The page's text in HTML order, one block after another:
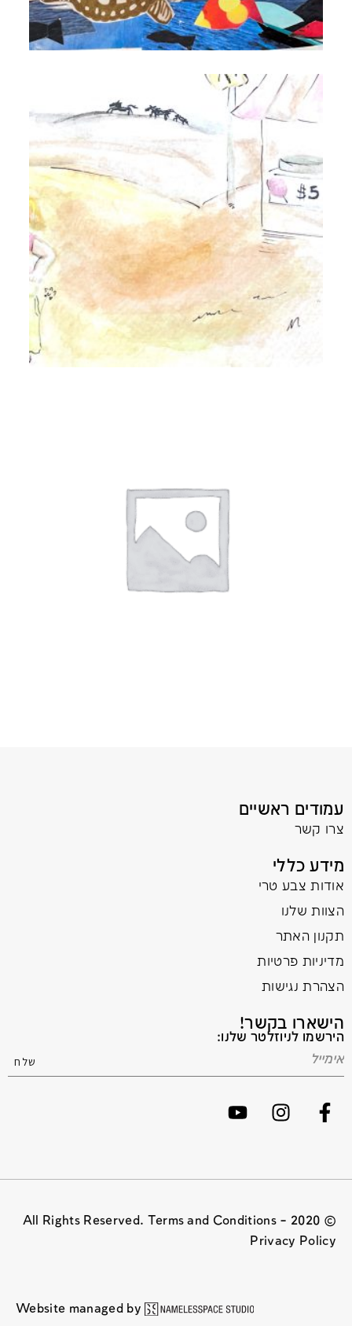
עמודים ראשיים
צרו קשר
מידע כללי
אודות צבע טרי
הצוות שלנו
תקנון האתר
מדיניות פרטיות
הצהרת נגישות
הישארו בקשר!
הירשמו לניוזלטר שלנו:
© 2020 All Rights Reserved. Terms and Conditions –
Privacy Policy
Website managed by